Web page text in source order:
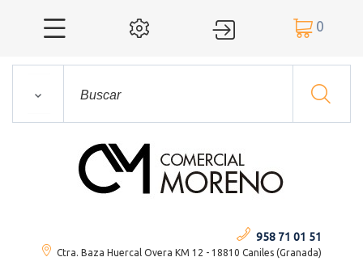
    0
958 71 01 51
Ctra. Baza Huercal Overa KM 12 - 18810 Caniles (Granada)